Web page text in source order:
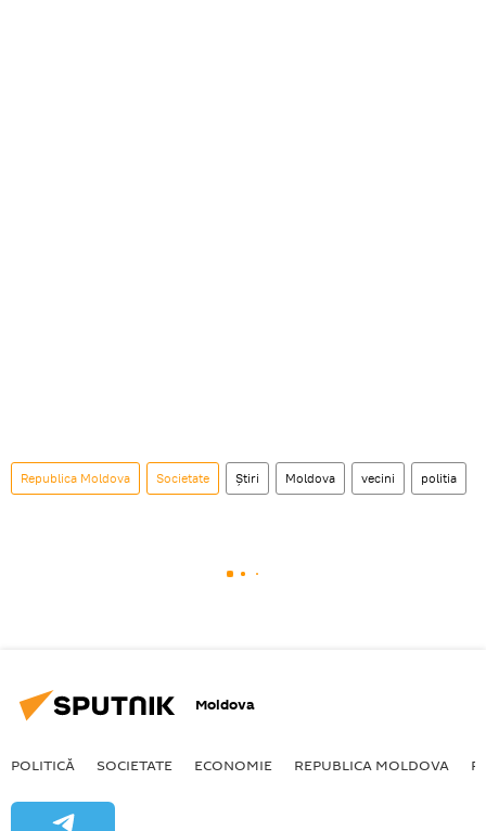
Republica Moldova Societate Știri Moldova vecini politia
Moldova
POLITICĂ SOCIETATE ECONOMIE REPUBLICA MOLDOVA